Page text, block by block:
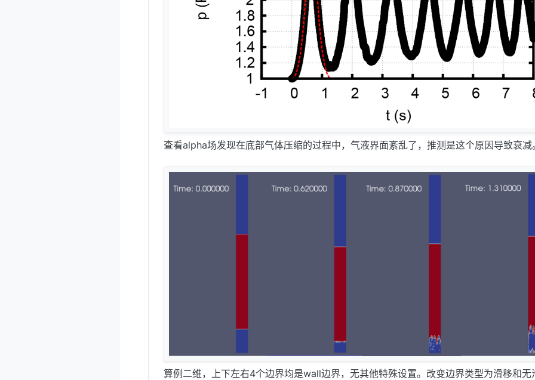
查看alpha场发现在底部气体压缩的过程中，气液界面紊乱了，推测是这个原因导致衰减
算例二维，上下左右4个边界均是wall边界，无其他特殊设置。改变边界类型为滑移和无